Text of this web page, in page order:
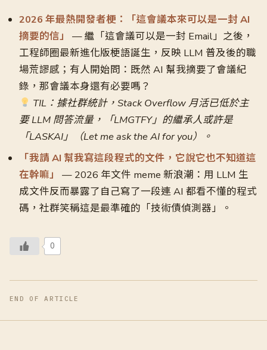
2026 年最熱開發者梗：「這會議本來可以是一封 AI
摘要的信」
— 繼「這會議可以是一封 Email」之後，
工程師圈最新進化版梗語誕生，反映 LLM 普及後的職
場荒謬感；有人開始問：既然 AI 幫我摘要了會議紀
錄，那會議本身還有必要嗎？
TIL：據社群統計，Stack Overflow 月活已低於主
要 LLM 問答流量，「LMGTFY」的繼承人或許是
「LASKAI」（Let me ask the AI for you）。
「我請 AI 幫我寫這段程式的文件，它說它也不知道這
在幹嘛」
— 2026 年文件 meme 新浪潮：用 LLM 生
成文件反而暴露了自己寫了一段連 AI 都看不懂的程式
碼，社群笑稱這是最準確的「技術債偵測器」。
0
END OF ARTICLE